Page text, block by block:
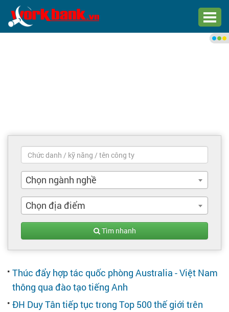
Trang chủ
Việc làm mới nhất
Tìm việc làm
Chọn ngành nghề
Chọn địa điểm
Tìm nhanh
Thúc đẩy hợp tác quốc phòng Australia - Việt Nam
thông qua đào tạo tiếng Anh
ĐH Duy Tân tiếp tục trong Top 500 thế giới trên